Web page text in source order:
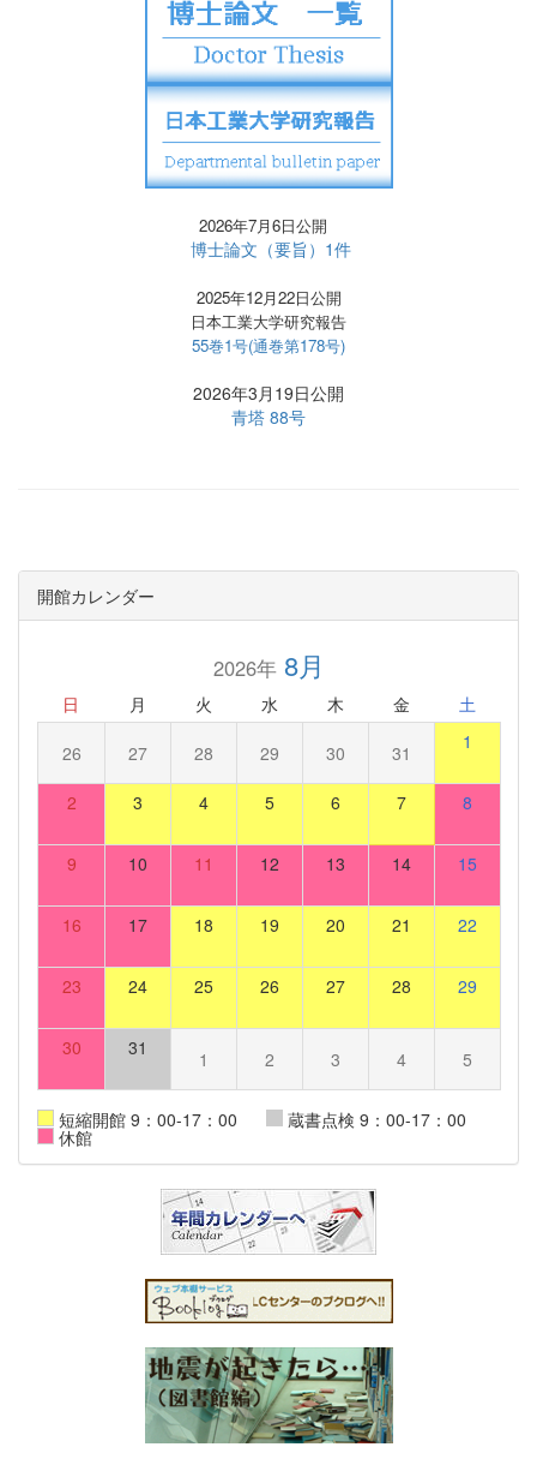
2026年7月6日公開
博士論文（要旨）1件
2025年12月22日公開
日本工業大学研究報告
55巻1号(通巻第178号)
2026年3月19日公開
青塔 88号
開館カレンダー
2026年8月
日 月 火 水 木 金 土
26 27 28 29 30 31 1
2 3 4 5 6 7 8
9 10 11 12 13 14 15
16 17 18 19 20 21 22
23 24 25 26 27 28 29
30 31 1 2 3 4 5
短縮開館 9：00-17：00 蔵書点検 9：00-17：00
休館